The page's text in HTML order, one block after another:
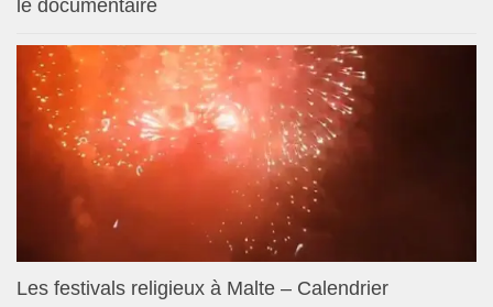
le documentaire
Les festivals religieux à Malte – Calendrier